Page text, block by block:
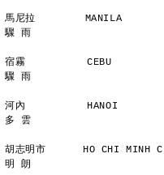
馬尼拉        MANILA
驟 雨
宿霧          CEBU
驟 雨
河內          HANOI
多 雲
胡志明市      HO CHI
明 朗